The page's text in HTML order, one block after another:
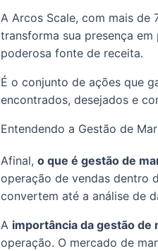
A Arcos Scale, com mais de
transforma sua presença
poderosa fonte de receita.
É o conjunto de ações que
encontrados, desejados e
Entendendo a Gestão de
Afinal, o que é gestão de
operação de vendas dentro
convertem até a análise de
A importância da gestão de
operação. O mercado de